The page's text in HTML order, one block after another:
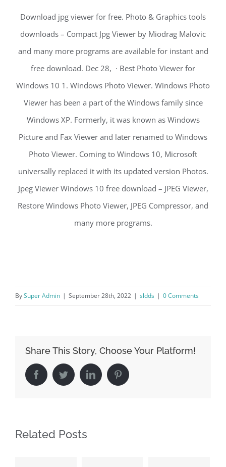
Download jpg viewer for free. Photo & Graphics tools
downloads – Compact Jpg Viewer by Miodrag Malovic
and many more programs are available for instant and
free download. Dec 28, · Best Photo Viewer for
Windows 10 1. Windows Photo Viewer. Windows Photo
Viewer has been a part of the Windows family since
Windows XP. Formerly, it was known as Windows
Picture and Fax Viewer and later renamed to Windows
Photo Viewer. Coming to Windows 10, Microsoft
universally replaced it with its updated version Photos.
Jpeg Viewer Windows 10 free download – JPEG Viewer,
Restore Windows Photo Viewer, JPEG Compressor, and
many more programs.
BySuper Admin | September 28th, 2022 | sldds | 0 Comments
Share This Story, Choose Your Platform!
FacebookTwitterLinkedIn Pinterest
Related Posts